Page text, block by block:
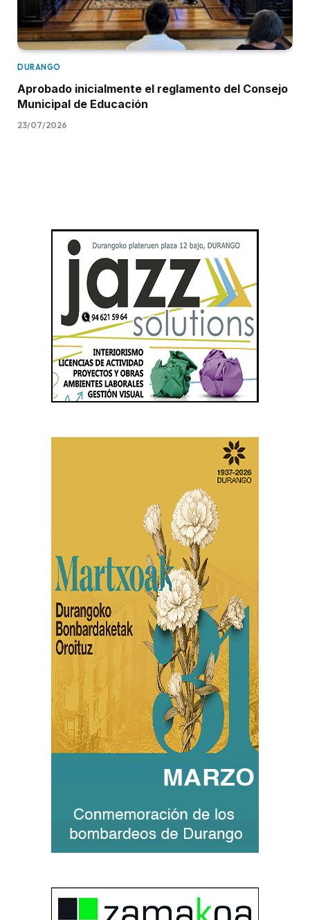
DURANGO
Aprobado inicialmente el reglamento del Consejo
Municipal de Educación
23/07/2026